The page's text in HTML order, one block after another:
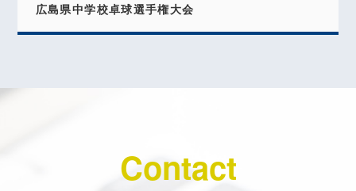
広島県中学校卓球選手権大会
Contact